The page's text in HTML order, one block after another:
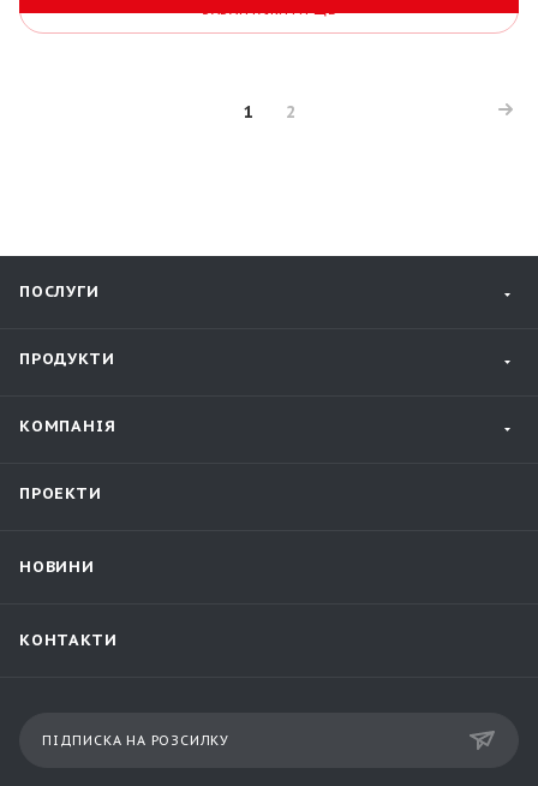
ЗАВАНТАЖИТИ ЩЕ
1 2
ПОСЛУГИ
ПРОДУКТИ
КОМПАНІЯ
ПРОЕКТИ
НОВИНИ
КОНТАКТИ
ПІДПИСКА НА РОЗСИЛКУ